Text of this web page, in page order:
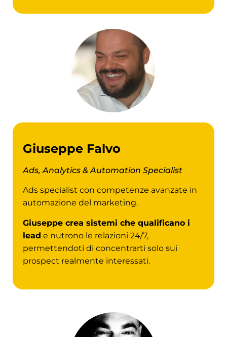
Giuseppe Falvo
Ads, Analytics & Automation Specialist
Ads specialist con competenze avanzate in
automazione del marketing.
Giuseppe crea sistemi che qualificano i
lead e nutrono le relazioni 24/7,
permettendoti di concentrarti solo sui
prospect realmente interessati.